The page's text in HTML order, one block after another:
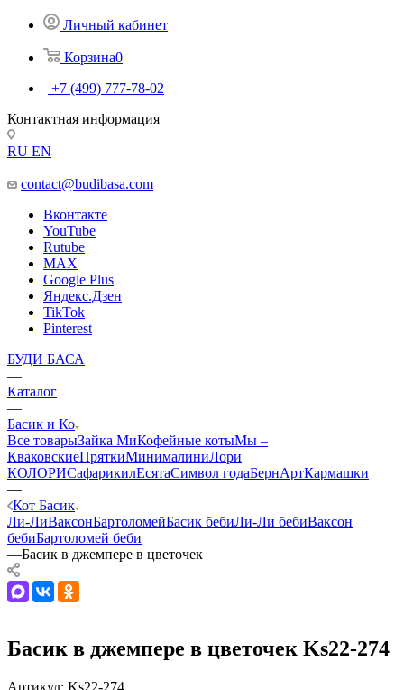
Личный кабинет
Корзина0
+7 (499) 777-78-02
Контактная информация
RU EN
contact@budibasa.com
Вконтакте
YouTube
Rutube
MAX
Google Plus
Яндекс.Дзен
TikTok
Pinterest
БУДИ БАСА
—
Каталог
—
Басик и Ко
Все товарыЗайка МиКофейные котыМы –
КваковскиеПряткиМинималиниЛори
КОЛОРИСафарикилЕсятаСимвол годаБернАртКармашки
—
Кот Басик
Ли-ЛиВаксонБартоломейБасик бебиЛи-Ли бебиВаксон
бебиБартоломей беби
—Басик в джемпере в цветочек
Басик в джемпере в цветочек Ks22-274
Артикул: Ks22-274